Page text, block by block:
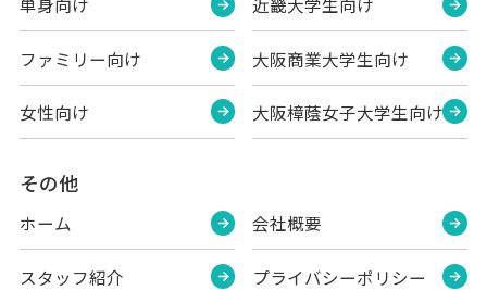
ファミリー向け
女性向け
大阪商業大学生向け
大阪樟蔭女子大学生向け
その他
ホーム
スタッフ紹介
会社概要
プライバシーポリシー